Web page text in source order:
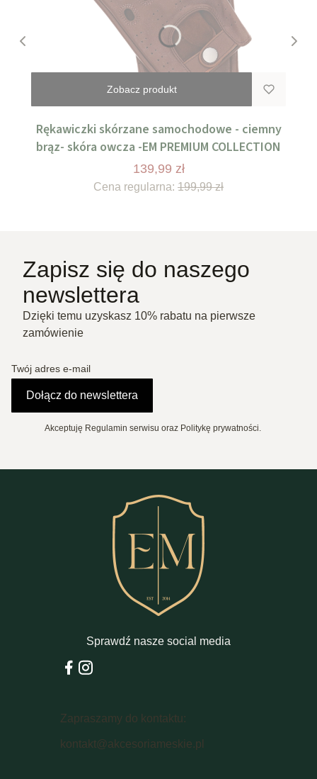
Zobacz produkt
Rękawiczki skórzane samochodowe - ciemny
brąz- skóra owcza -EM PREMIUM COLLECTION
139,99 zł
Cena regularna: 199,99 zł
Zapisz się do naszego
newslettera
Dzięki temu uzyskasz 10% rabatu na pierwsze
zamówienie
Twój adres e-mail
Dołącz do newslettera
Akceptuję Regulamin serwisu oraz Politykę prywatności.
Sprawdź nasze social media
Zapraszamy do kontaktu:
kontakt@akcesoriameskie.pl